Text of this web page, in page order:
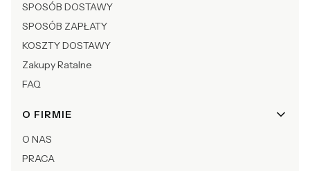
SPOSÓB DOSTAWY
SPOSÓB ZAPŁATY
KOSZTY DOSTAWY
Zakupy Ratalne
FAQ
O FIRMIE
O NAS
PRACA